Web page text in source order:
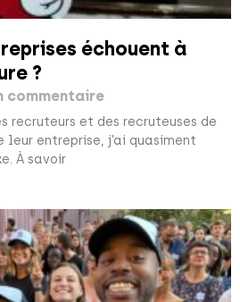
échouent à
?
commentaire
recruteurs et des recruteuses de
entreprise, j’ai quasiment
À savoir